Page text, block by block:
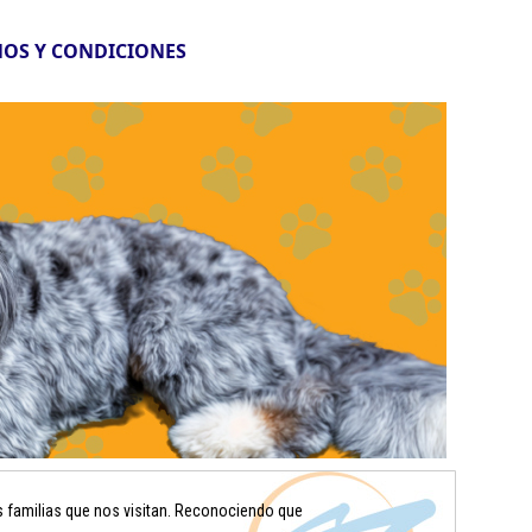
Y CONDICIONES
que nos visitan. Reconociendo que